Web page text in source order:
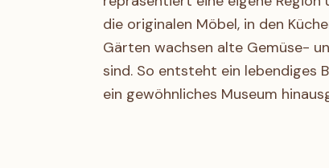
die originalen Möbel, in den
Gärten wachsen alte Gemüse-
sind. So entsteht ein lebendiges
ein gewöhnliches Museum